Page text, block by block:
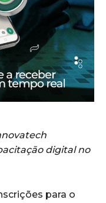
digital no
para o